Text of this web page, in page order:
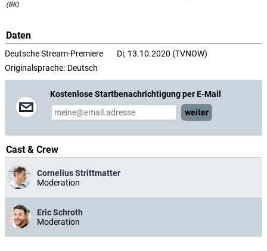
(BK)
Daten
Deutsche Stream-Premiere
Di, 13.10.2020 (TVNOW)
Originalsprache: Deutsch
Kostenlose Startbenachrichtigung per E-Mail
weiter
Cast & Crew
Cornelius Strittmatter
Moderation
Eric Schroth
Moderation